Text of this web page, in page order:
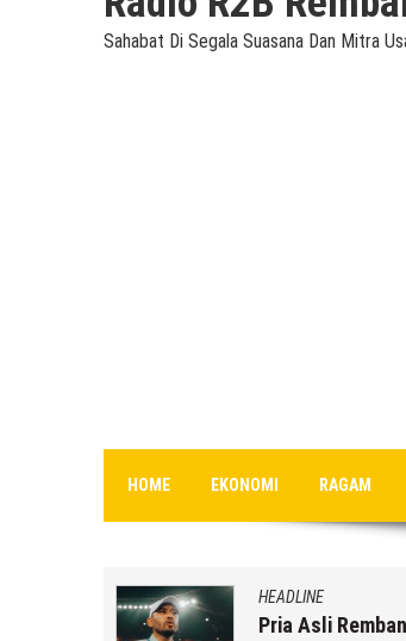
Sahabat Di Segala Suasana Dan Mitra
HOME EKONOMI RAGAM
HEADLINE
Pria Asli